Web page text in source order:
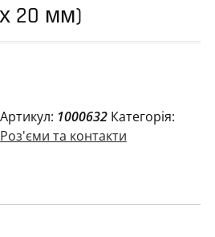
20 мм)
Артикул: 1000632 Категорія:
Роз'єми та контакти